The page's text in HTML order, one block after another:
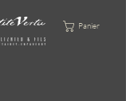
Panier